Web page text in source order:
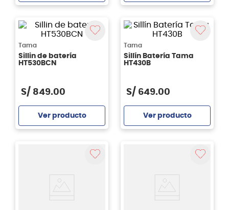
Tama
Sillin de batería
HT530BCN
S/ 849.00
Ver producto
Tama
Sillín Batería Tama
HT430B
S/ 649.00
Ver producto